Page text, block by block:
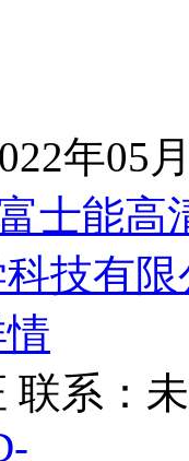
年05
士能高
技有限
联系：